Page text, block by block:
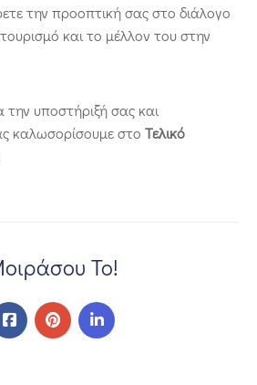
την προοπτική σας στο διάλογο
και το μέλλον του στην
την υποστήριξή σας και
καλωσορίσουμε στο Τελικό
Το!